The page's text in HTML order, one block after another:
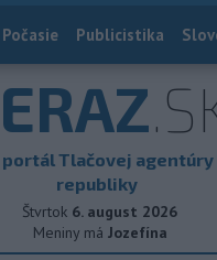
Počasie Publicistika
Tlačovej
republiky
Štvrtok 6. august 2026
Meniny má Jozefína